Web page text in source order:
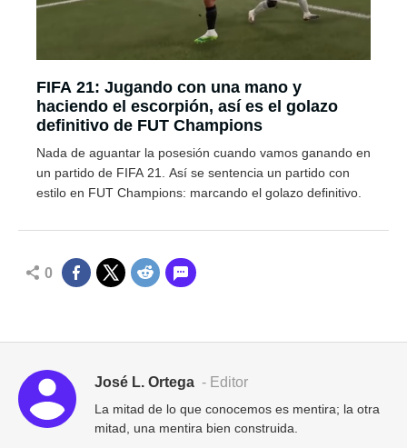
FIFA 21: Jugando con una mano y
haciendo el escorpión, así es el golazo
definitivo de FUT Champions
Nada de aguantar la posesión cuando vamos ganando en
un partido de FIFA 21. Así se sentencia un partido con
estilo en FUT Champions: marcando el golazo definitivo.
0
José L. Ortega - Editor
La mitad de lo que conocemos es mentira; la otra
mitad, una mentira bien construida.